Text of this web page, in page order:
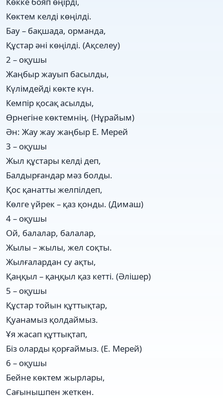
Көктем келді көңілді.
Бау – бақшада, орманда,
Құстар әні көңілді. (Ақселеу)
2 – оқушы
Жаңбыр жауып басылды,
Күлімдейді көкте күн.
Кемпір қосақ асылды,
Өрнегіне көктемнің. (Нұрайым)
Ән: Жау жау жаңбыр Е. Мерей
3 – оқушы
Жыл құстары келді деп,
Балдырғандар мәз болды.
Қос қанатты желпілдеп,
Көлге үйрек – қаз қонды. (Димаш)
4 – оқушы
Ой, балалар, балалар,
Жылы – жылы, жел соқты.
Жылғалардан су ақты,
Қаңқыл – қаңқыл қаз кетті. (Әлішер)
5 – оқушы
Құстар тойын құттықтар,
Қуанамыз қолдаймыз.
Ұя жасап құттықтап,
Біз оларды қорғаймыз. (Е. Мерей)
6 – оқушы
Бейне көктем жырлары,
Сағынышпен жеткен.